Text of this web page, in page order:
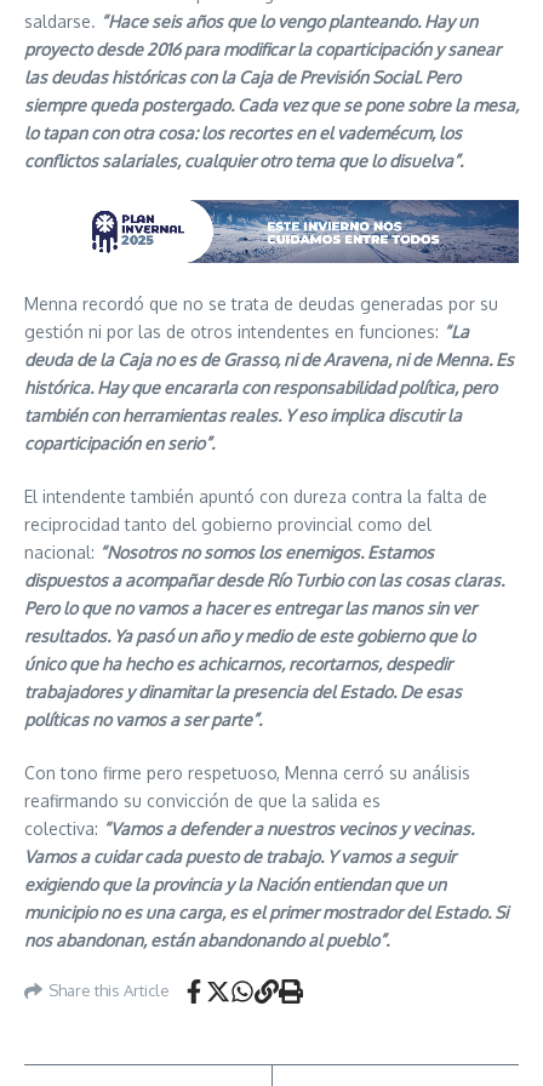
saldarse. “Hace seis años que lo vengo planteando. Hay un
proyecto desde 2016 para modificar la coparticipación y sanear
las deudas históricas con la Caja de Previsión Social. Pero
siempre queda postergado. Cada vez que se pone sobre la mesa,
lo tapan con otra cosa: los recortes en el vademécum, los
conflictos salariales, cualquier otro tema que lo disuelva”.
Menna recordó que no se trata de deudas generadas por su
gestión ni por las de otros intendentes en funciones: “La
deuda de la Caja no es de Grasso, ni de Aravena, ni de Menna. Es
histórica. Hay que encararla con responsabilidad política, pero
también con herramientas reales. Y eso implica discutir la
coparticipación en serio”.
El intendente también apuntó con dureza contra la falta de
reciprocidad tanto del gobierno provincial como del
nacional: “Nosotros no somos los enemigos. Estamos
dispuestos a acompañar desde Río Turbio con las cosas claras.
Pero lo que no vamos a hacer es entregar las manos sin ver
resultados. Ya pasó un año y medio de este gobierno que lo
único que ha hecho es achicarnos, recortarnos, despedir
trabajadores y dinamitar la presencia del Estado. De esas
políticas no vamos a ser parte”.
Con tono firme pero respetuoso, Menna cerró su análisis
reafirmando su convicción de que la salida es
colectiva: “Vamos a defender a nuestros vecinos y vecinas.
Vamos a cuidar cada puesto de trabajo. Y vamos a seguir
exigiendo que la provincia y la Nación entiendan que un
municipio no es una carga, es el primer mostrador del Estado. Si
nos abandonan, están abandonando al pueblo”.
Share this Article